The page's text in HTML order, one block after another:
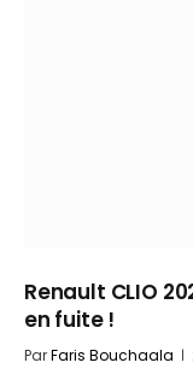
Renault CLIO
en fuite !
ParFaris Bouchaala